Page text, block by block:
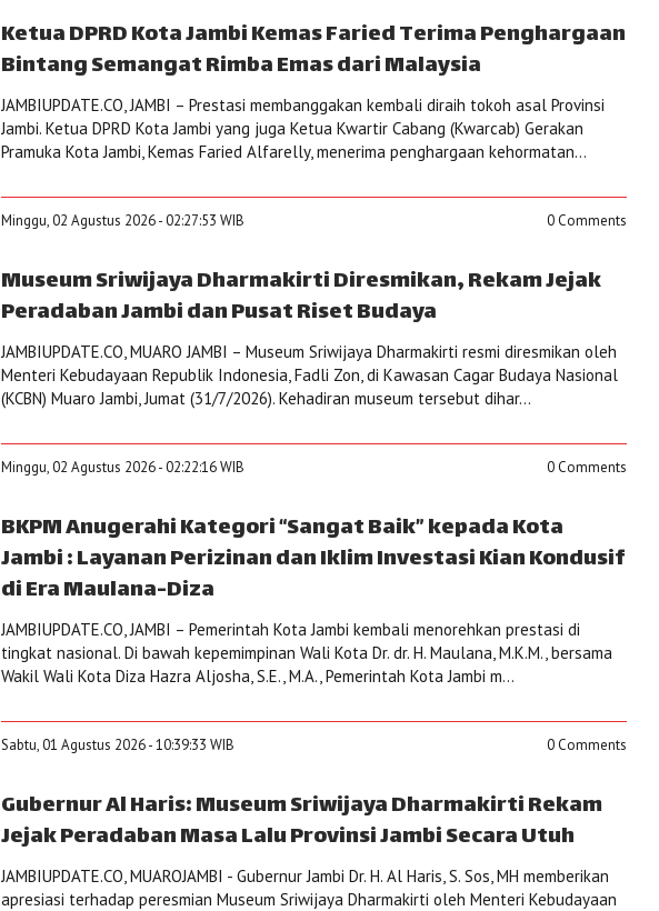
Ketua DPRD Kota Jambi Kemas Faried Terima Penghargaan
Bintang Semangat Rimba Emas dari Malaysia
JAMBIUPDATE.CO, JAMBI – Prestasi membanggakan kembali diraih tokoh asal Provinsi
Jambi. Ketua DPRD Kota Jambi yang juga Ketua Kwartir Cabang (Kwarcab) Gerakan
Pramuka Kota Jambi, Kemas Faried Alfarelly, menerima penghargaan kehormatan...
Minggu, 02 Agustus 2026 - 02:27:53 WIB 0 Comments
Museum Sriwijaya Dharmakirti Diresmikan, Rekam Jejak
Peradaban Jambi dan Pusat Riset Budaya
JAMBIUPDATE.CO, MUARO JAMBI – Museum Sriwijaya Dharmakirti resmi diresmikan oleh
Menteri Kebudayaan Republik Indonesia, Fadli Zon, di Kawasan Cagar Budaya Nasional
(KCBN) Muaro Jambi, Jumat (31/7/2026). Kehadiran museum tersebut dihar...
Minggu, 02 Agustus 2026 - 02:22:16 WIB 0 Comments
BKPM Anugerahi Kategori “Sangat Baik” kepada Kota
Jambi : Layanan Perizinan dan Iklim Investasi Kian Kondusif
di Era Maulana-Diza
JAMBIUPDATE.CO, JAMBI – Pemerintah Kota Jambi kembali menorehkan prestasi di
tingkat nasional. Di bawah kepemimpinan Wali Kota Dr. dr. H. Maulana, M.K.M., bersama
Wakil Wali Kota Diza Hazra Aljosha, S.E., M.A., Pemerintah Kota Jambi m...
Sabtu, 01 Agustus 2026 - 10:39:33 WIB 0 Comments
Gubernur Al Haris: Museum Sriwijaya Dharmakirti Rekam
Jejak Peradaban Masa Lalu Provinsi Jambi Secara Utuh
JAMBIUPDATE.CO, MUAROJAMBI - Gubernur Jambi Dr. H. Al Haris, S. Sos, MH memberikan
apresiasi terhadap peresmian Museum Sriwijaya Dharmakirti oleh Menteri Kebudayaan